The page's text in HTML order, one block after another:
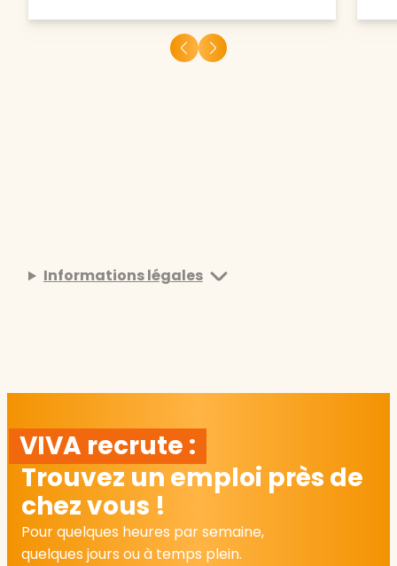
Informations légales
VIVA recrute :
Trouvez un emploi près de
chez vous !
Pour quelques heures par semaine,
quelques jours ou à temps plein.